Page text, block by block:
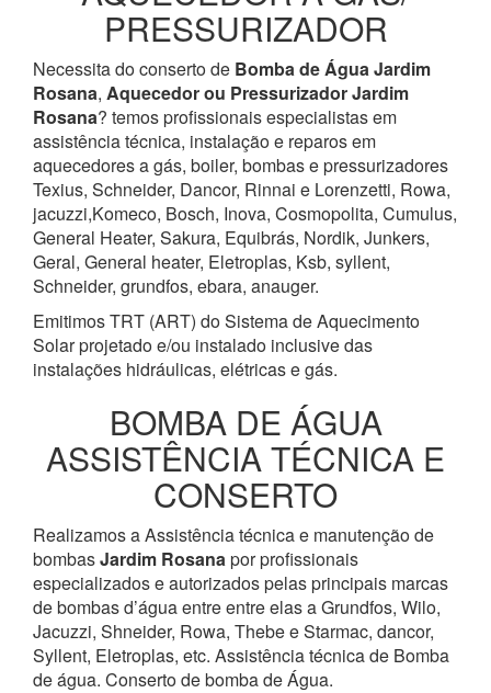
PRESSURIZADOR
Necessita do conserto de Bomba de ÁguaJardim
Rosana, Aquecedor ou PressurizadorJardim
Rosana? temos profissionais especialistas em
assistência técnica, instalação e reparos em
aquecedores a gás, boiler, bombas e pressurizadores
Texius, Schneider, Dancor, Rinnai e Lorenzetti, Rowa,
jacuzzi,Komeco, Bosch, Inova, Cosmopolita, Cumulus,
General Heater, Sakura, Equibrás, Nordik, Junkers,
Geral, General heater, Eletroplas, Ksb, syllent,
Schneider, grundfos, ebara, anauger.
Emitimos TRT (ART) do Sistema de Aquecimento
Solar projetado e/ou instalado inclusive das
instalações hidráulicas, elétricas e gás.
BOMBA DE ÁGUA
ASSISTÊNCIA TÉCNICA E
CONSERTO
Realizamos a Assistência técnica e manutenção de
bombasJardim Rosanapor profissionais
especializados e autorizados pelas principais marcas
de bombas d’água entre entre elas a Grundfos, Wilo,
Jacuzzi, Shneider, Rowa, Thebe e Starmac, dancor,
Syllent, Eletroplas, etc. Assistência técnica de Bomba
de água. Conserto de bomba de Água.